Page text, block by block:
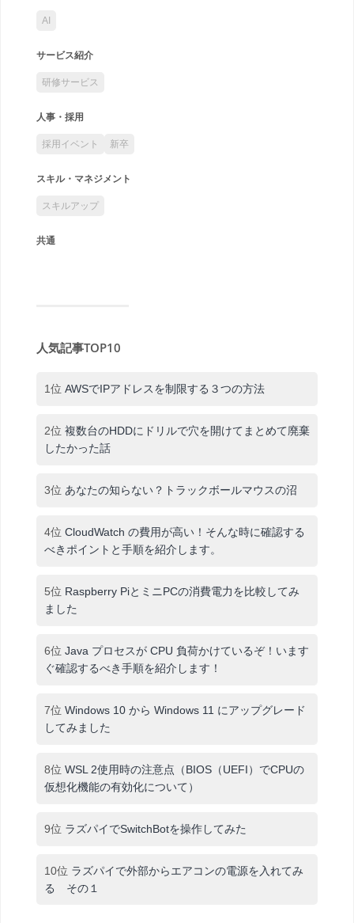
AI
サービス紹介
研修サービス
人事・採用
採用イベント 新卒
スキル・マネジメント
スキルアップ
共通
人気記事TOP10
1位 AWSでIPアドレスを制限する３つの方法
2位 複数台のHDDにドリルで穴を開けてまとめて廃棄
したかった話
3位 あなたの知らない？トラックボールマウスの沼
4位 CloudWatch の費用が高い！そんな時に確認する
べきポイントと手順を紹介します。
5位 Raspberry PiとミニPCの消費電力を比較してみ
ました
6位 Java プロセスが CPU 負荷かけているぞ！います
ぐ確認するべき手順を紹介します！
7位 Windows 10 から Windows 11 にアップグレード
してみました
8位 WSL 2使用時の注意点（BIOS（UEFI）でCPUの
仮想化機能の有効化について）
9位 ラズパイでSwitchBotを操作してみた
10位 ラズパイで外部からエアコンの電源を入れてみ
る その１